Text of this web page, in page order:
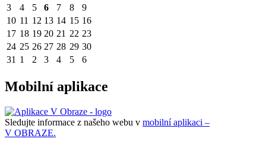
3
4 5 6 7 8
9
10 11 12 13 14 15 16
17 18 19 20 21 22 23
24 25 26 27 28 29 30
31 1 2 3 4 5 6
Mobilní aplikace
Sledujte informace z našeho webu v mobilní aplikaci –
V OBRAZE.